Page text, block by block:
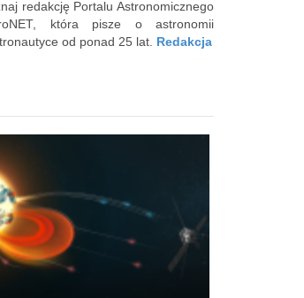
redakcję Portalu Astronomicznego
która pisze o astronomii
od ponad 25 lat. Redakcja